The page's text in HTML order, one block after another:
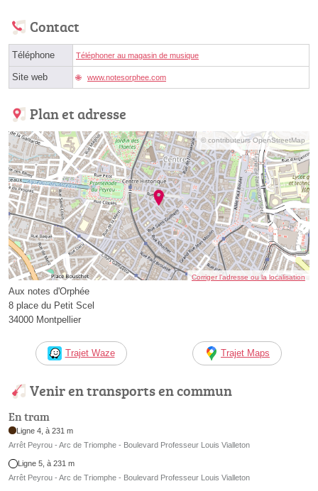
Contact
Téléphone Téléphoner au magasin de musique
Site web www.notesorphee.com
Plan et adresse
© contributeurs OpenStreetMap
Corriger l’adresse ou la localisation
Aux notes d'Orphée
8 place du Petit Scel
34000 Montpellier
Trajet Waze Trajet Maps
Venir en transports en commun
En tram
Ligne 4, à 231 m
Arrêt Peyrou - Arc de Triomphe - Boulevard Professeur Louis Vialleton
Ligne 5, à 231 m
Arrêt Peyrou - Arc de Triomphe - Boulevard Professeur Louis Vialleton